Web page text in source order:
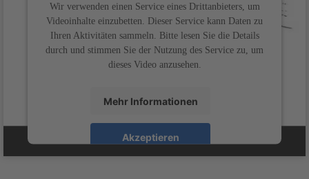
Wir verwenden einen Service eines Drittanbieters, um
Videoinhalte einzubetten. Dieser Service kann Daten zu
Ihren Aktivitäten sammeln. Bitte lesen Sie die Details
durch und stimmen Sie der Nutzung des Service zu, um
dieses Video anzusehen.
Mehr Informationen
Akzeptieren